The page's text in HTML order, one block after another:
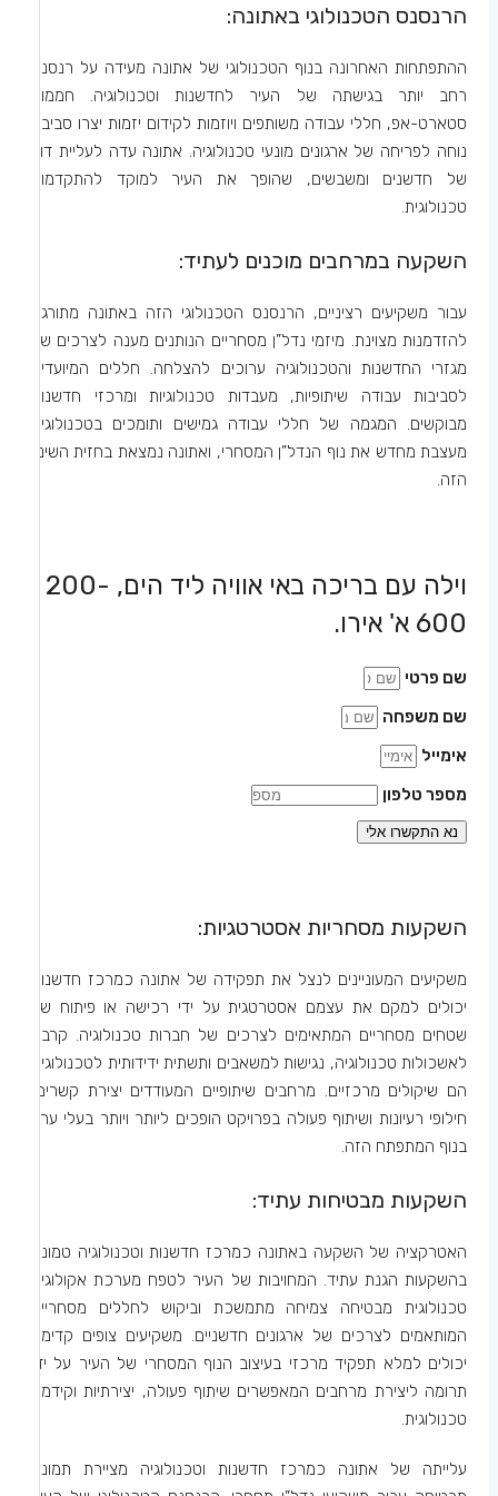
הרנסנס הטכנולוגי באתונה:
ההתפתחות האחרונה בנוף הטכנולוגי של אתונה מעידה על רנסנס
רחב יותר בגישתה של העיר לחדשנות וטכנולוגיה. חממות
סטארט-אפ, חללי עבודה משותפים ויוזמות לקידום יזמות יצרו סביבה
נוחה לפריחה של ארגונים מונעי טכנולוגיה. אתונה עדה לעליית דור
של חדשנים ומשבשים, שהופך את העיר למוקד להתקדמות
טכנולוגית.
השקעה במרחבים מוכנים לעתיד:
עבור משקיעים רציניים, הרנסנס הטכנולוגי הזה באתונה מתורגם
להזדמנות מצוינת. מיזמי נדל”ן מסחריים הנותנים מענה לצרכים של
מגזרי החדשנות והטכנולוגיה ערוכים להצלחה. חללים המיועדים
לסביבות עבודה שיתופיות, מעבדות טכנולוגיות ומרכזי חדשנות
מבוקשים. המגמה של חללי עבודה גמישים ותומכים בטכנולוגיה
מעצבת מחדש את נוף הנדל”ן המסחרי, ואתונה נמצאת בחזית השינוי
הזה.
וילה עם בריכה באי אוויה ליד הים, 200-
600 א' אירו.
שם פרטי
שם משפחה
אימייל
מספר טלפון
נא התקשרו אלי
השקעות מסחריות אסטרטגיות:
משקיעים המעוניינים לנצל את תפקידה של אתונה כמרכז חדשנות
יכולים למקם את עצמם אסטרטגית על ידי רכישה או פיתוח של
שטחים מסחריים המתאימים לצרכים של חברות טכנולוגיה. קרבה
לאשכולות טכנולוגיה, נגישות למשאבים ותשתית ידידותית לטכנולוגיה
הם שיקולים מרכזיים. מרחבים שיתופיים המעודדים יצירת קשרים,
חילופי רעיונות ושיתוף פעולה בפרויקט הופכים ליותר ויותר בעלי ערך
בנוף המתפתח הזה.
השקעות מבטיחות עתיד:
האטרקציה של השקעה באתונה כמרכז חדשנות וטכנולוגיה טמונה
בהשקעות הגנת עתיד. המחויבות של העיר לטפח מערכת אקולוגית
טכנולוגית מבטיחה צמיחה מתמשכת וביקוש לחללים מסחריים
המותאמים לצרכים של ארגונים חדשניים. משקיעים צופים קדימה
יכולים למלא תפקיד מרכזי בעיצוב הנוף המסחרי של העיר על ידי
תרומה ליצירת מרחבים המאפשרים שיתוף פעולה, יצירתיות וקידמה
טכנולוגית.
עלייתה של אתונה כמרכז חדשנות וטכנולוגיה מציירת תמונה